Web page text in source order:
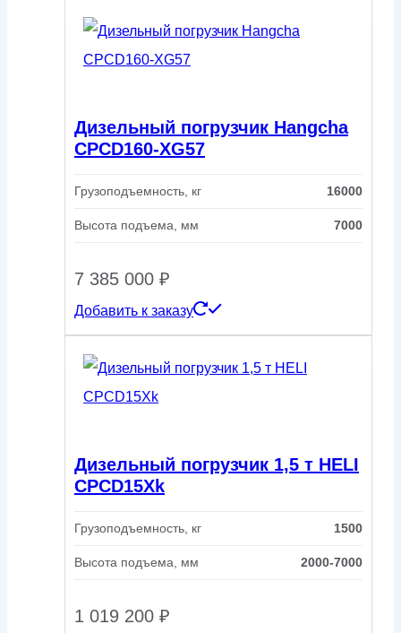
Дизельный погрузчик Hangcha
CPCD160-XG57
Грузоподъемность, кг 16000
Высота подъема, мм 7000
7 385 000 ₽
Добавить к заказу
Дизельный погрузчик 1,5 т HELI
CPСD15Xk
Грузоподъемность, кг 1500
Высота подъема, мм 2000-7000
1 019 200 ₽